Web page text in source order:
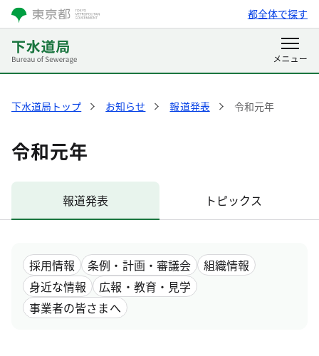
都全体で探す
下水道局トップ お知らせ 報道発表 令和元年
令和元年
報道発表 トピックス
採用情報 条例・計画・審議会
組織情報
身近な情報
広報・教育・見学
事業者の皆さまへ